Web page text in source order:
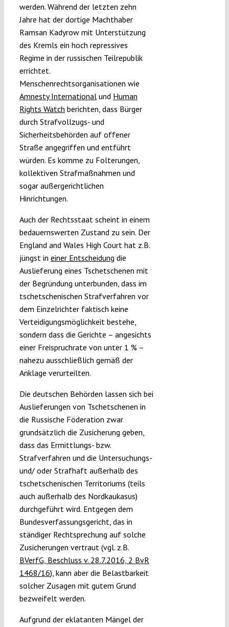
werden. Während der letzten zehn
Jahre hat der dortige Machthaber
Ramsan Kadyrow mit Unterstützung
des Kremls ein hoch repressives
Regime in der russischen Teilrepublik
errichtet.
Menschenrechtsorganisationen wie
Amnesty Internationalund Human
Rights Watch berichten, dass Bürger
durch Strafvollzugs- und
Sicherheitsbehörden auf offener
Straße angegriffen und entführt
würden. Es komme zu Folterungen,
kollektiven Strafmaßnahmen und
sogar außergerichtlichen
Hinrichtungen.
Auch der Rechtsstaat scheint in einem
bedauernswerten Zustand zu sein. Der
England and Wales High Court hat z.B.
jüngst in einer Entscheidung die
Auslieferung eines Tschetschenen mit
der Begründung unterbunden, dass im
tschetschenischen Strafverfahren vor
dem Einzelrichter faktisch keine
Verteidigungsmöglichkeit bestehe,
sondern dass die Gerichte – angesichts
einer Freispruchrate von unter 1 % –
nahezu ausschließlich gemäß der
Anklage verurteilten.
Die deutschen Behörden lassen sich bei
Auslieferungen von Tschetschenen in
die Russische Föderation zwar
grundsätzlich die Zusicherung geben,
dass das Ermittlungs- bzw.
Strafverfahren und die Untersuchungs-
und/ oder Strafhaft außerhalb des
tschetschenischen Territoriums (teils
auch außerhalb des Nordkaukasus)
durchgeführt wird. Entgegen dem
Bundesverfassungsgericht, das in
ständiger Rechtsprechung auf solche
Zusicherungen vertraut (vgl. z.B.
BVerfG, Beschluss v. 28.7.2016, 2 BvR
1468/16), kann aber die Belastbarkeit
solcher Zusagen mit gutem Grund
bezweifelt werden.
Aufgrund der eklatanten Mängel der